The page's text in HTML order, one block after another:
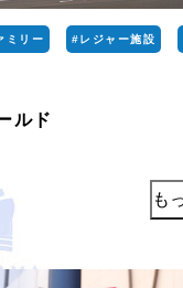
ミリー #レジャー施設
ルド
も